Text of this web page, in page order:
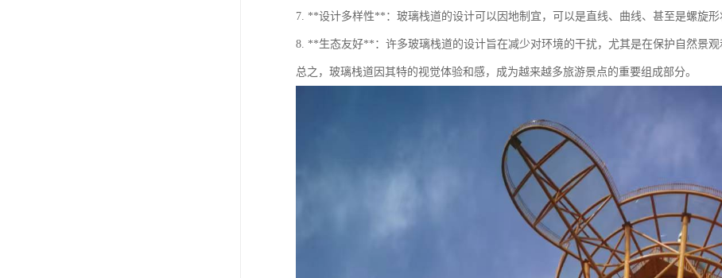
7. **设计多样性**：玻璃栈道的设计可以因地制宜，可以是直线、曲线、甚至是螺旋形
8. **生态友好**：许多玻璃栈道的设计旨在减少对环境的干扰，尤其是在保护自然景观
总之，玻璃栈道因其特的视觉体验和感，成为越来越多旅游景点的重要组成部分。